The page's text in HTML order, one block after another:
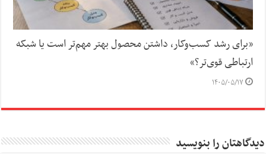
«برای رشد کسب‌وکار، داشتن محصول بهتر مهم‌تر است یا شبکه
ارتباطی قوی‌تر؟»
۱۴۰۵/۰۵/۱۷
دیدگاهتان را بنویسید